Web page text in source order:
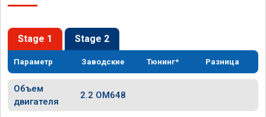
Stage 1 Stage 2
Параметр Заводские Тюнинг* Разница
Объем
двигателя
2.2 OM648